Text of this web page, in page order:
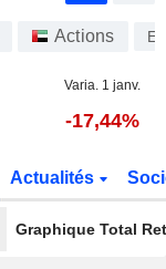
Actions
Varia. 1 janv.
-17,44%
Actualités
Graphique Total